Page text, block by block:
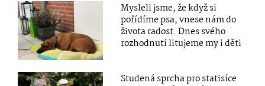
Mysleli jsme, že když si
pořídíme psa, vnese nám do
života radost. Dnes svého
rozhodnutí litujeme my i děti
Studená sprcha pro statisíce